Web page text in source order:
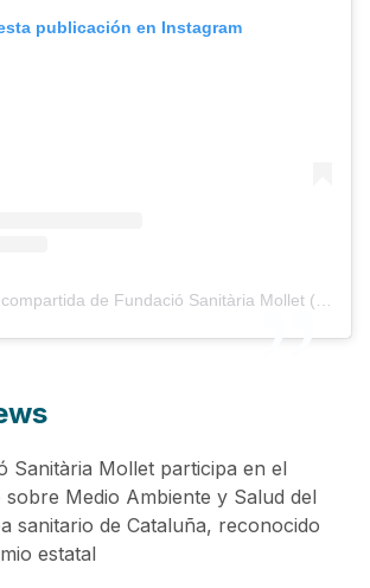
publicación en Instagram
Una publicación compartida de Fundació Sanitària Mollet (@fundaciosanitariamollet)
Sanitària Mollet participa en el
Medio Ambiente y Salud del
sanitario de Cataluña, reconocido
estatal